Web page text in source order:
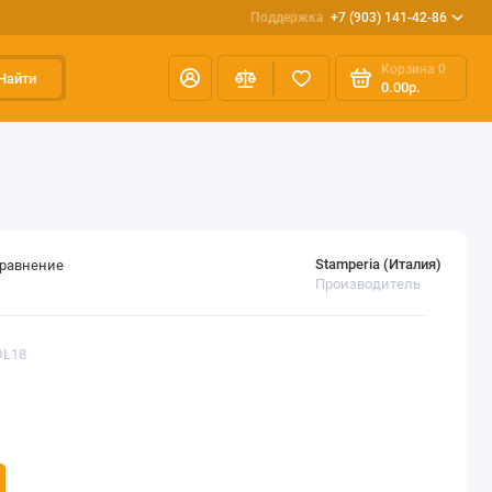
Поддержка +7 (903) 141-42-86
Корзина 0
0.00р.
Stamperia (Италия)
Производитель